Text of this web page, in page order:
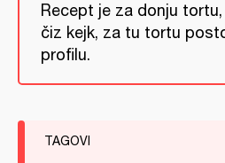
Recept je za donju
čiz kejk, za tu tortu
profilu.
TAGOVI